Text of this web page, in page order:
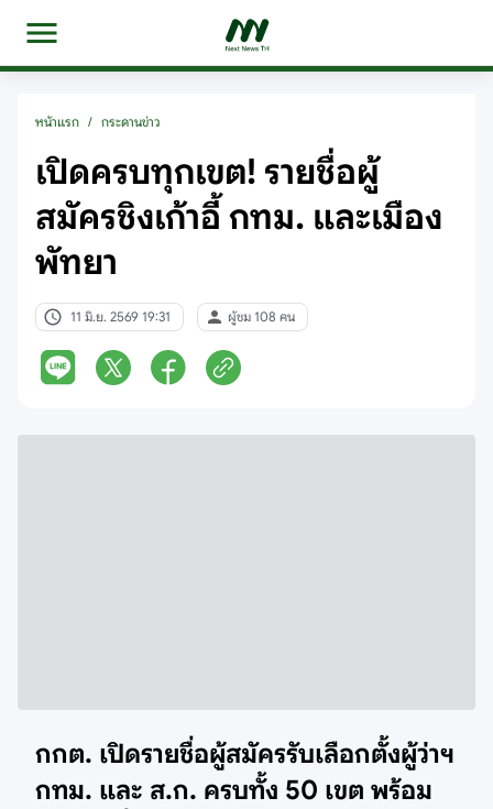
หน้าแรก / กระดานข่าว
เปิดครบทุกเขต! รายชื่อผู้
สมัครชิงเก้าอี้ กทม. และเมือง
พัทยา
11 มิ.ย. 2569 19:31 ผู้ชม 108 คน
กกต. เปิดรายชื่อผู้สมัครรับเลือกตั้งผู้ว่าฯ
กทม. และ ส.ก. ครบทั้ง 50 เขต พร้อม